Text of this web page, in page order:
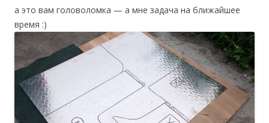
а это вам головоломка — а мне задача на ближайшее
время :)